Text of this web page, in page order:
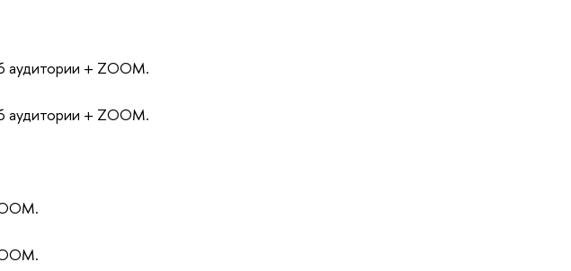
+ ZOOM.
+ ZOOM.